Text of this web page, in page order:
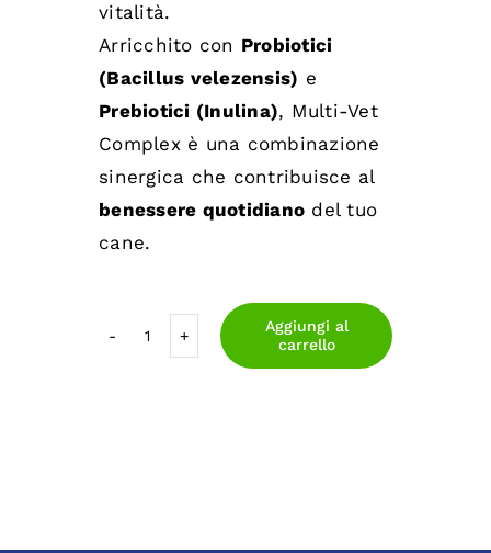
vitalità.
Arricchito con Probiotici
(Bacillus velezensis) e
Prebiotici (Inulina), Multi-Vet
Complex è una combinazione
sinergica che contribuisce al
benessere quotidiano del tuo
cane.
Aggiungi al
carrello